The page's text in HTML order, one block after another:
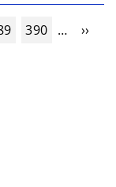
paginaPagina
390 …
››